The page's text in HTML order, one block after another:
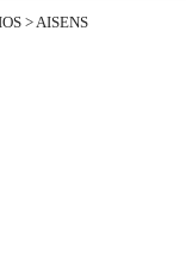
> AISENS